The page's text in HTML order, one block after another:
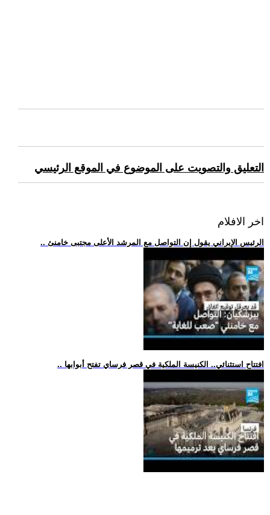
التعليق والتصويت على الموضوع في الموقع الرئيسي
اخر الافلام
.. الرئيس الإيراني يقول إن التواصل مع المرشد الأعلى مجتبى خامنئ
.. افتتاح استثنائي.. الكنيسة الملكية في قصر فرساي تفتح أبوابها